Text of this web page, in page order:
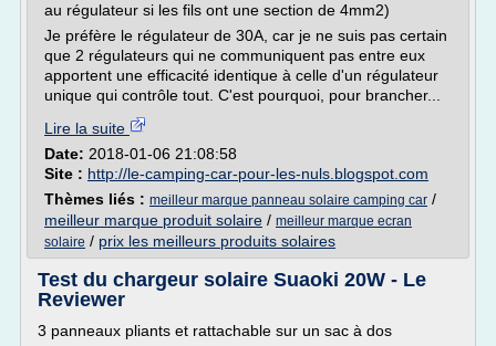
au régulateur si les fils ont une section de 4mm2)
Je préfère le régulateur de 30A, car je ne suis pas certain
que 2 régulateurs qui ne communiquent pas entre eux
apportent une efficacité identique à celle d'un régulateur
unique qui contrôle tout. C'est pourquoi, pour brancher...
Lire la suite
Date: 2018-01-06 21:08:58
Site : http://le-camping-car-pour-les-nuls.blogspot.com
Thèmes liés : meilleur marque panneau solaire camping car /
meilleur marque produit solaire / meilleur marque ecran
solaire / prix les meilleurs produits solaires
Test du chargeur solaire Suaoki 20W - Le
Reviewer
3 panneaux pliants et rattachable sur un sac à dos